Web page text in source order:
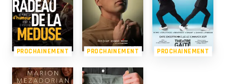
PROCHAINEMENT PROCHAINEMENT PROCHAINEMENT